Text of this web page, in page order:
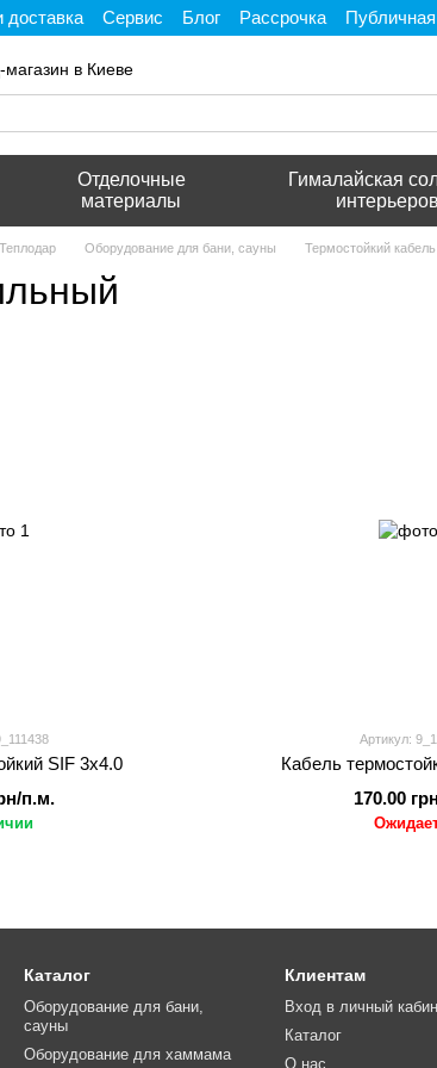
доставка Сервис Блог Рассрочка
в Киеве
Отделочные
материалы
Гималайская
интерьеров
Оборудование для бани, сауны Термостойкий кабель
SIF 3x4.0
п.м.
Артикул:
Кабель
170.00
Каталог
Оборудование для бани,
сауны
Оборудование для хаммама
Клиентам
Вход в личный
Каталог
О нас